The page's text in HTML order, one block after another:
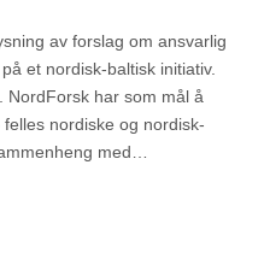
av forslag om ansvarlig
et nordisk-baltisk initiativ.
NordForsk har som mål å
nordiske og nordisk-
med…